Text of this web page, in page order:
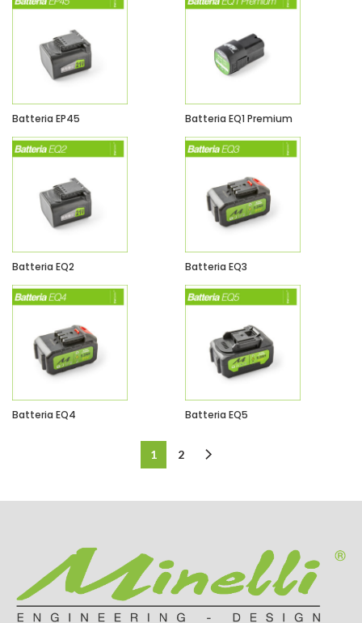
Batteria EP45 Batteria EQ1 Premium
Batteria EQ2 Batteria EQ3
Batteria EQ4 Batteria EQ5
1 2